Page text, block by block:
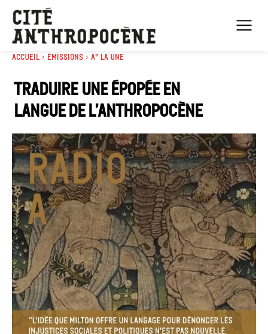
Accueil Émissions A° la Une
Traduire une épopée en
langue de l’Anthropocène